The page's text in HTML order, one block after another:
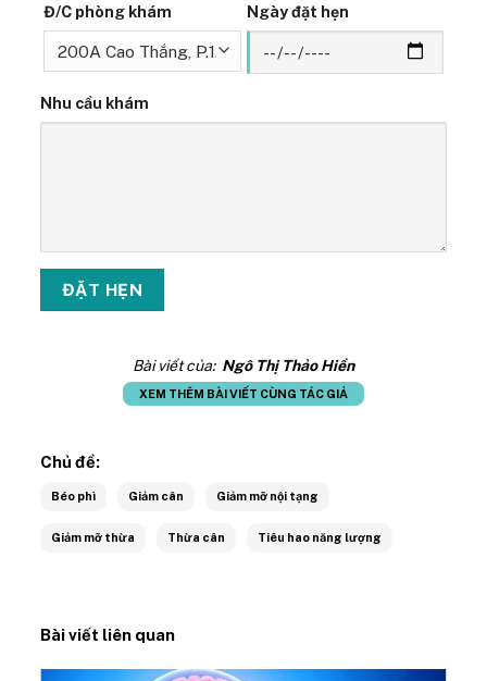
Đ/C phòng khám Ngày đặt hẹn
Nhu cầu khám
Bài viết của: Ngô Thị Thảo Hiền
XEM THÊM BÀI VIẾT CÙNG TÁC GIẢ
Chủ đề:
Béo phì Giảm cân Giảm mỡ nội tạng
Giảm mỡ thừa Thừa cân Tiêu hao năng lượng
Bài viết liên quan